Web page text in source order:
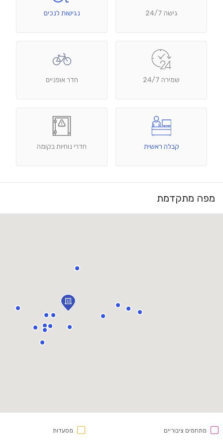
גישה 24/7 נגישות לנכים
שמירה 24/7 חדר אופניים
קבלה ראשית חדרי נוחיות בקומה
מפה מתקדמת
מתחמים ציבוריים מסעדות